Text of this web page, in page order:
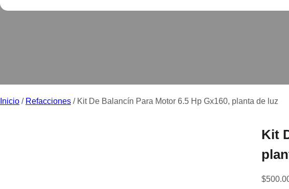
Inicio / Refacciones / Kit De Balancín Para Motor 6.5 Hp Gx160, planta de luz
Kit
$